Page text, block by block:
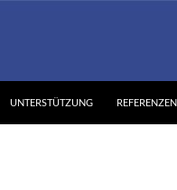
UNTERSTÜTZUNG